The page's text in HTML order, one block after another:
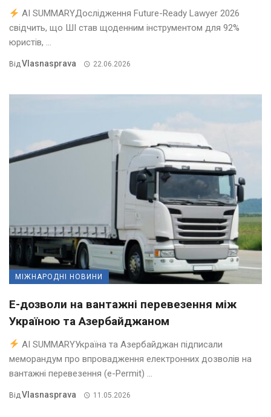
AI SUMMARYДослідження Future-Ready Lawyer 2026
свідчить, що ШІ став щоденним інструментом для 92%
юристів, ...
ВідVlasnasprava 22.06.2026
МІЖНАРОДНІ НОВИНИ
Е-дозволи на вантажні перевезення між
Україною та Азербайджаном
AI SUMMARYУкраїна та Азербайджан підписали
меморандум про впровадження електронних дозволів на
вантажні перевезення (e-Permit) ...
ВідVlasnasprava 11.05.2026